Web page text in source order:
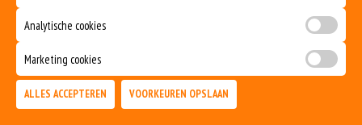
Analytische cookies
Marketing cookies
ALLES ACCEPTEREN VOORKEUREN OPSLAAN